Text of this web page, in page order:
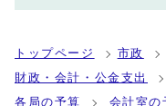
トップページ 市政
財政・会計・公金支出
各局の予算
会計室の